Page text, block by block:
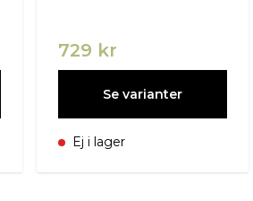
729 kr
Se varianter
Ej i lager